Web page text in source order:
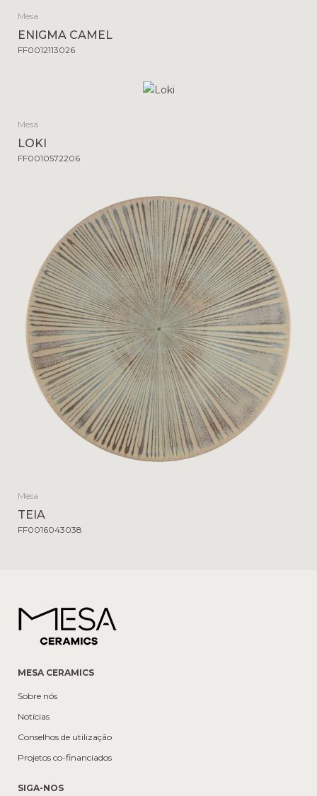
Mesa
ENIGMA CAMEL
FF0012113026
Mesa
LOKI
FF0010572206
Mesa
TEIA
FF0016043038
MESA CERAMICS
Sobre nós
Notícias
Conselhos de utilização
Projetos co-financiados
SIGA-NOS